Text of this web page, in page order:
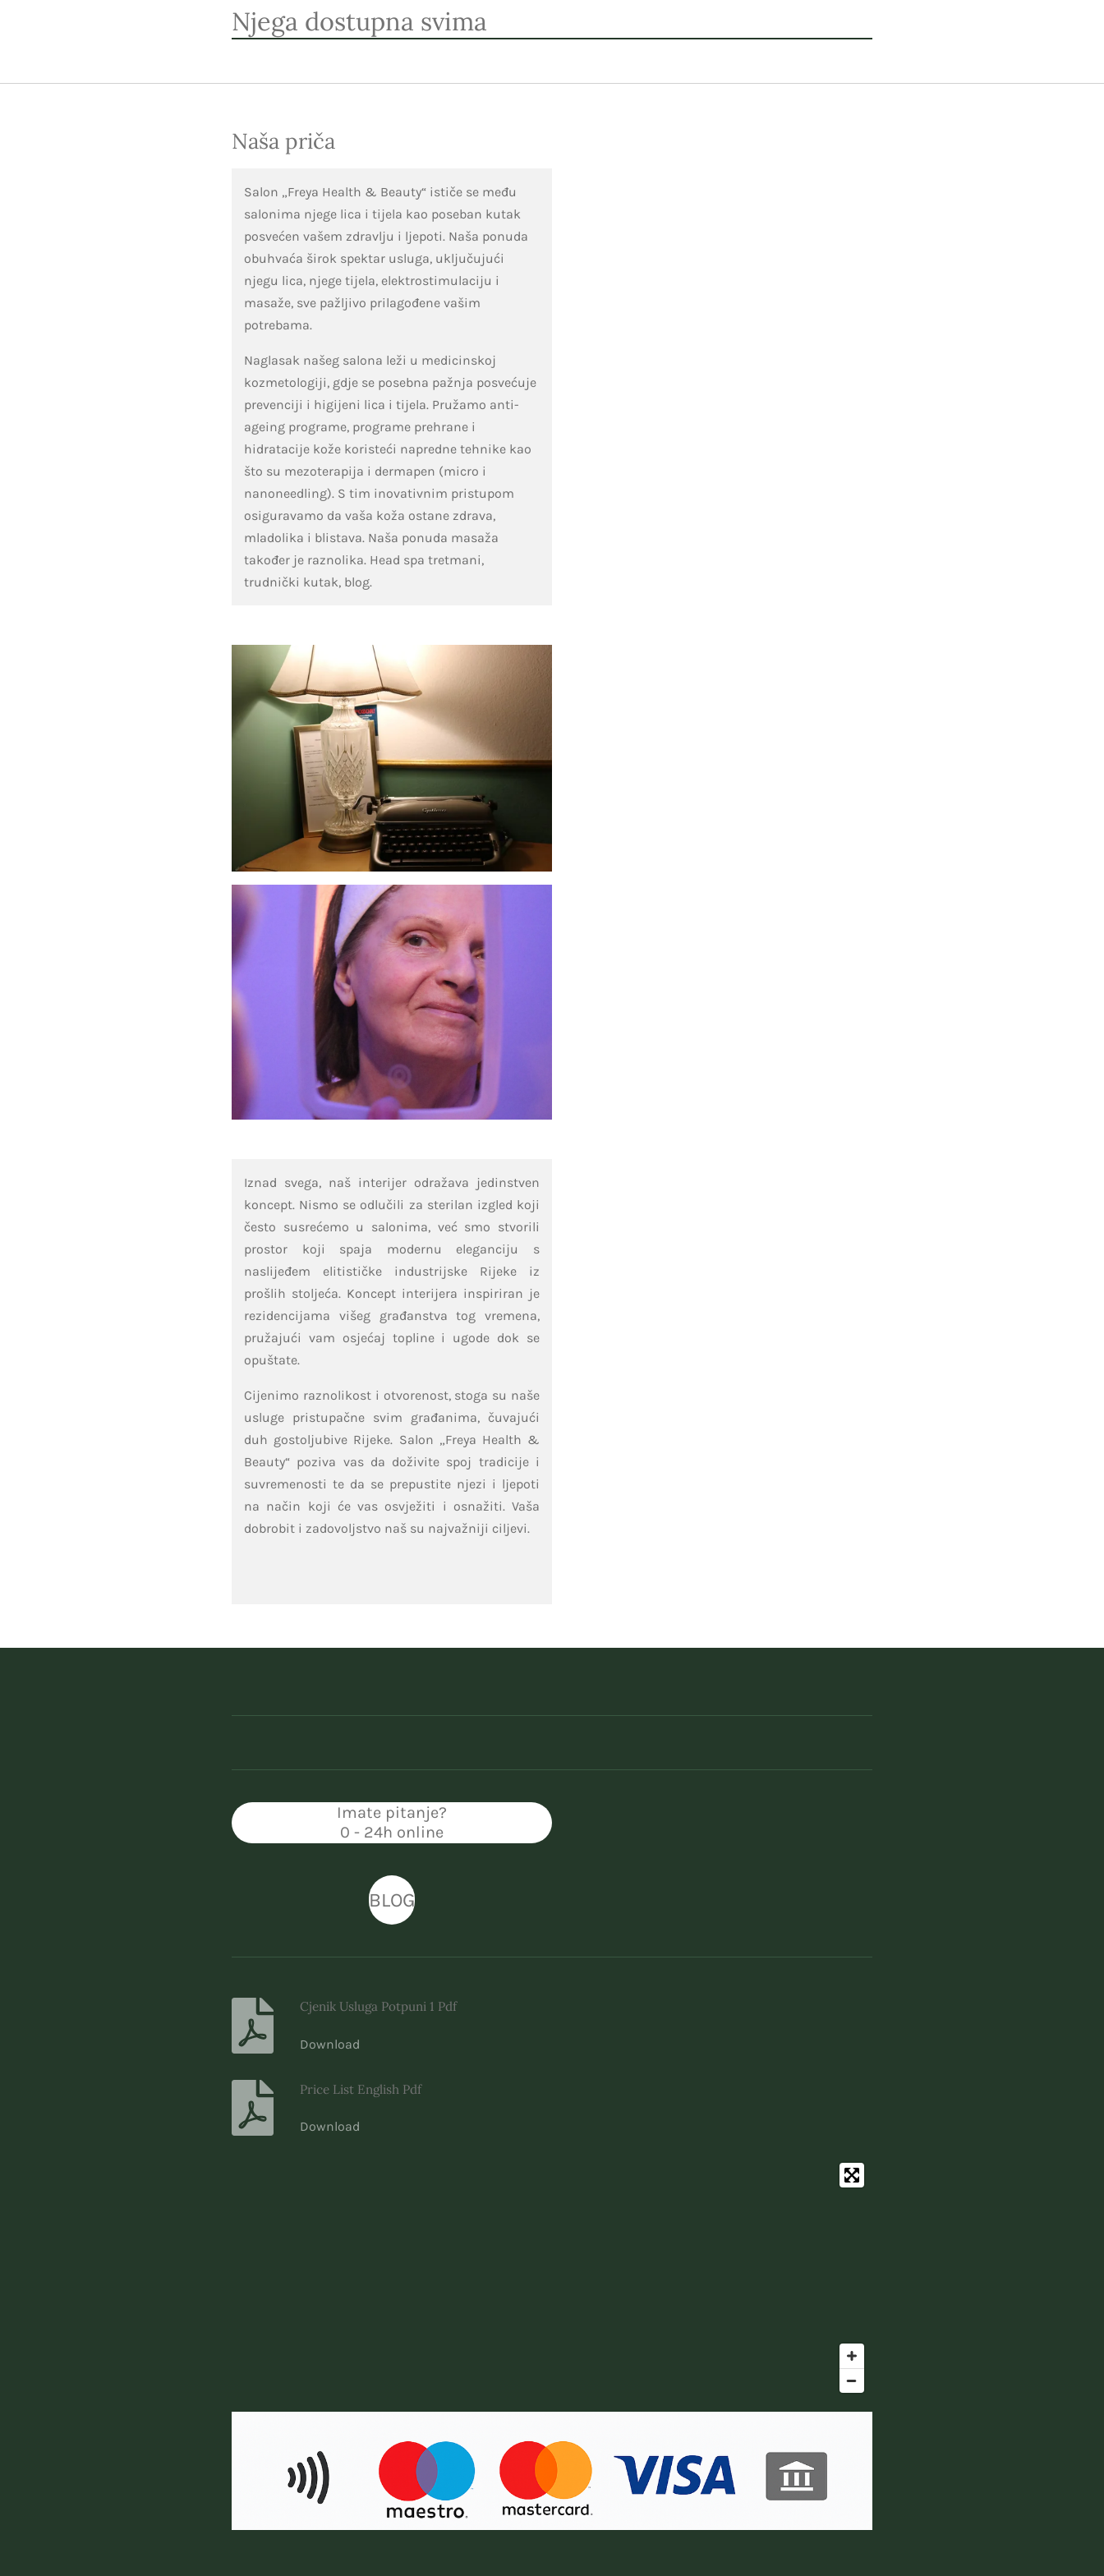
Njega dostupna svima
Naša priča
Salon „Freya Health & Beauty“ ističe se među
salonima njege lica i tijela kao poseban kutak
posvećen vašem zdravlju i ljepoti. Naša ponuda
obuhvaća širok spektar usluga, uključujući
njegu lica, njege tijela, elektrostimulaciju i
masaže, sve pažljivo prilagođene vašim
potrebama.
Naglasak našeg salona leži u medicinskoj
kozmetologiji, gdje se posebna pažnja posvećuje
prevenciji i higijeni lica i tijela. Pružamo anti-
ageing programe, programe prehrane i
hidratacije kože koristeći napredne tehnike kao
što su mezoterapija i dermapen (micro i
nanoneedling). S tim inovativnim pristupom
osiguravamo da vaša koža ostane zdrava,
mladolika i blistava. Naša ponuda masaža
također je raznolika. Head spa tretmani,
trudnički kutak, blog.
Iznad svega, naš interijer odražava jedinstven
koncept. Nismo se odlučili za sterilan izgled koji
često susrećemo u salonima, već smo stvorili
prostor koji spaja modernu eleganciju s
naslijeđem elitističke industrijske Rijeke iz
prošlih stoljeća. Koncept interijera inspiriran je
rezidencijama višeg građanstva tog vremena,
pružajući vam osjećaj topline i ugode dok se
opuštate.
Cijenimo raznolikost i otvorenost, stoga su naše
usluge pristupačne svim građanima, čuvajući
duh gostoljubive Rijeke. Salon „Freya Health &
Beauty“ poziva vas da doživite spoj tradicije i
suvremenosti te da se prepustite njezi i ljepoti
na način koji će vas osvježiti i osnažiti. Vaša
dobrobit i zadovoljstvo naš su najvažniji ciljevi.
Imate pitanje?
0 - 24h online
BLOG
Cjenik Usluga Potpuni 1 Pdf
Download
Price List English Pdf
Download